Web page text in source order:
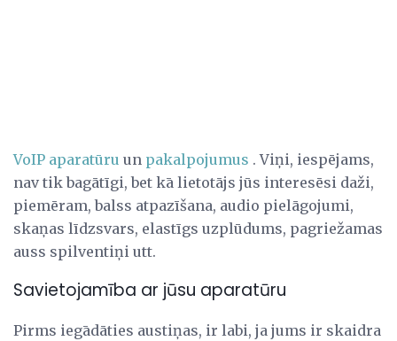
VoIP aparatūru un pakalpojumus . Viņi, iespējams,
nav tik bagātīgi, bet kā lietotājs jūs interesēsi daži,
piemēram, balss atpazīšana, audio pielāgojumi,
skaņas līdzsvars, elastīgs uzplūdums, pagriežamas
auss spilventiņi utt.
Savietojamība ar jūsu aparatūru
Pirms iegādāties austiņas, ir labi, ja jums ir skaidra